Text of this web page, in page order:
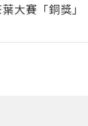
大賽「銅獎」